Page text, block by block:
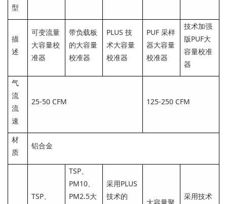
型
描
述
可变流量
大容量校
准器
带负载板
的大容量
校准器
PLUS 技
术大容量
校准器
PUF 采样
器大容量
校准器
技术加强
版PUF大
容量校准
器
气
流
流
速
25-50 CFM 125-250 CFM
材
质
铝合金
TSP、
TSP、
PM10、
PM2.5大
采用PLUS
技术的
大容量聚
采用技术